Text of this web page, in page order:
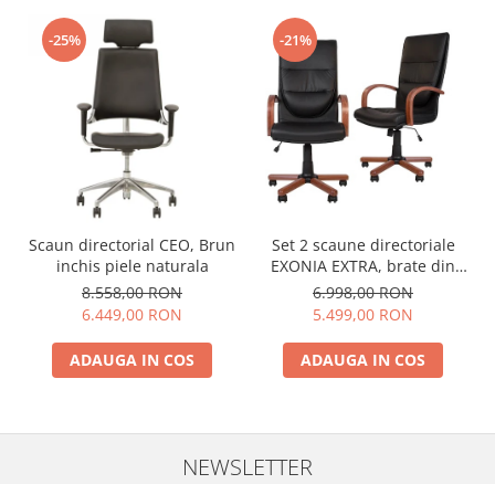
-25%
Scaun directorial CEO, Brun
inchis piele naturala
8.558,00 RON
6.449,00 RON
ADAUGA IN COS
-21%
Set 2 scaune directoriale
EXONIA EXTRA, brate din
lemn, piele naturala, negru
6.998,00 RON
5.499,00 RON
ADAUGA IN COS
NEWSLETTER